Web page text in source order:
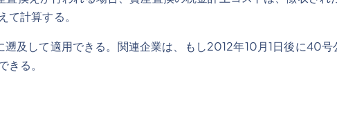
計算する。
及して適用できる。関連企業は、もし2012年10月1日後に40
る。